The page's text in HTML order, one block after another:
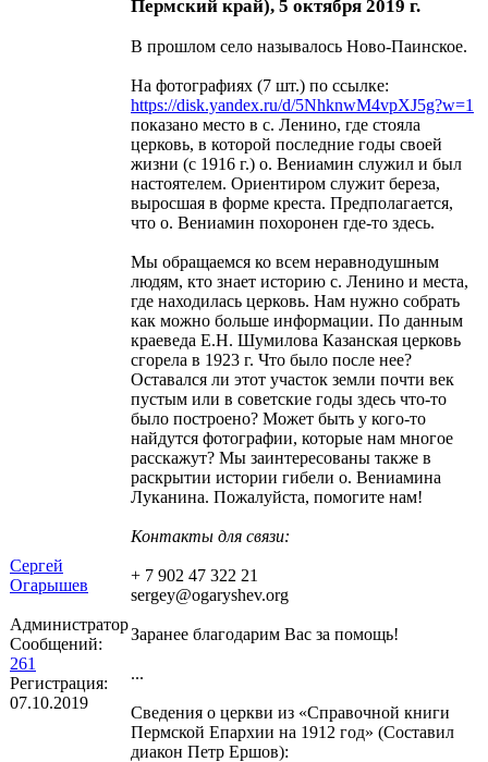
Сергей
Огарышев
Администратор
Сообщений:
261
Регистрация:
07.10.2019
Пермский край), 5 октября 2019 г.
В прошлом село называлось Ново-Паинское.
На фотографиях (7 шт.) по ссылке:
https://disk.yandex.ru/d/5NhknwM4vpXJ5g?w=1
показано место в с. Ленино, где стояла
церковь, в которой последние годы своей
жизни (с 1916 г.) о. Вениамин служил и был
настоятелем. Ориентиром служит береза,
выросшая в форме креста. Предполагается,
что о. Вениамин похоронен где-то здесь.
Мы обращаемся ко всем неравнодушным
людям, кто знает историю с. Ленино и места,
где находилась церковь. Нам нужно собрать
как можно больше информации. По данным
краеведа Е.Н. Шумилова Казанская церковь
сгорела в 1923 г. Что было после нее?
Оставался ли этот участок земли почти век
пустым или в советские годы здесь что-то
было построено? Может быть у кого-то
найдутся фотографии, которые нам многое
расскажут? Мы заинтересованы также в
раскрытии истории гибели о. Вениамина
Луканина. Пожалуйста, помогите нам!
Контакты для связи:
+ 7 902 47 322 21
sergey@ogaryshev.org
Заранее благодарим Вас за помощь!
...
Сведения о церкви из «Справочной книги
Пермской Епархии на 1912 год» (Составил
диакон Петр Ершов):